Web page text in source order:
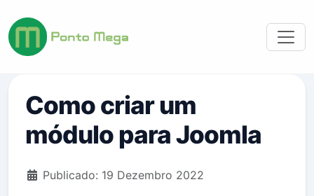
Como criar um
módulo para Joomla
Detalhes
Publicado: 19 Dezembro 2022